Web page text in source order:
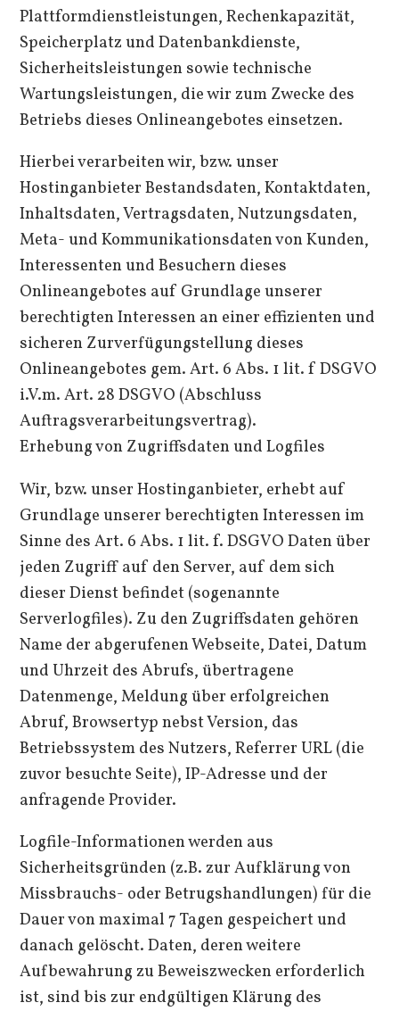
Plattformdienstleistungen, Rechenkapazität,
Speicherplatz und Datenbankdienste,
Sicherheitsleistungen sowie technische
Wartungsleistungen, die wir zum Zwecke des
Betriebs dieses Onlineangebotes einsetzen.
Hierbei verarbeiten wir, bzw. unser
Hostinganbieter Bestandsdaten, Kontaktdaten,
Inhaltsdaten, Vertragsdaten, Nutzungsdaten,
Meta- und Kommunikationsdaten von Kunden,
Interessenten und Besuchern dieses
Onlineangebotes auf Grundlage unserer
berechtigten Interessen an einer effizienten und
sicheren Zurverfügungstellung dieses
Onlineangebotes gem. Art. 6 Abs. 1 lit. f DSGVO
i.V.m. Art. 28 DSGVO (Abschluss
Auftragsverarbeitungsvertrag).
Erhebung von Zugriffsdaten und Logfiles
Wir, bzw. unser Hostinganbieter, erhebt auf
Grundlage unserer berechtigten Interessen im
Sinne des Art. 6 Abs. 1 lit. f. DSGVO Daten über
jeden Zugriff auf den Server, auf dem sich
dieser Dienst befindet (sogenannte
Serverlogfiles). Zu den Zugriffsdaten gehören
Name der abgerufenen Webseite, Datei, Datum
und Uhrzeit des Abrufs, übertragene
Datenmenge, Meldung über erfolgreichen
Abruf, Browsertyp nebst Version, das
Betriebssystem des Nutzers, Referrer URL (die
zuvor besuchte Seite), IP-Adresse und der
anfragende Provider.
Logfile-Informationen werden aus
Sicherheitsgründen (z.B. zur Aufklärung von
Missbrauchs- oder Betrugshandlungen) für die
Dauer von maximal 7 Tagen gespeichert und
danach gelöscht. Daten, deren weitere
Aufbewahrung zu Beweiszwecken erforderlich
ist, sind bis zur endgültigen Klärung des